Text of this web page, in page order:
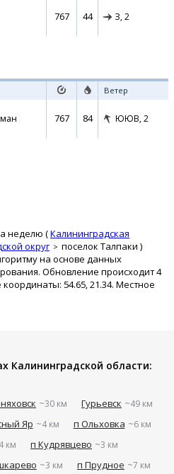
767 44 З, 2
Ветер
767 84 ЮЮВ, 2
неделю (Калининградская
округ поселок Талпаки )
на основе данных
Обновление происходит 4
54.65, 21.34. Местное
Калининградской области:
~30 км Гурьевск ~49 км
Яр ~4 км п Ольховка ~6 км
км п Кудрявцево ~3 км
~3 км п Прудное ~7 км